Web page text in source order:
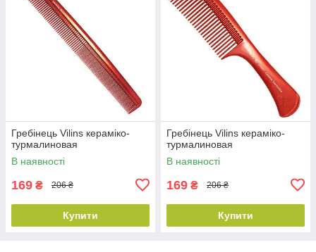
Гребінець Vilins кераміко-
турмалиновая
В наявності
169 ₴ 206 ₴
Купити
Гребінець Vilins кераміко-
турмалиновая
В наявності
169 ₴ 206 ₴
Купити